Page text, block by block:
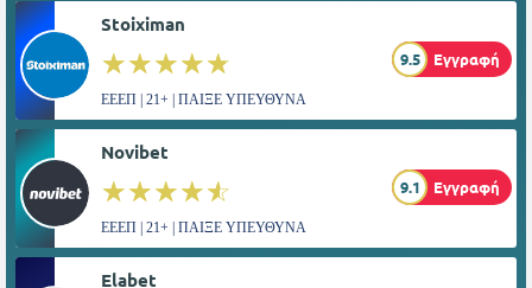
Stoiximan
☆☆☆☆☆
★★★★★ 9.5 Εγγραφή
ΕΕΕΠ | 21+ | ΠΑΙΞΕ ΥΠΕΥΘΥΝΑ
Novibet
☆☆☆☆☆
★★★★★ 9.1 Εγγραφή
ΕΕΕΠ | 21+ | ΠΑΙΞΕ ΥΠΕΥΘΥΝΑ
Elabet